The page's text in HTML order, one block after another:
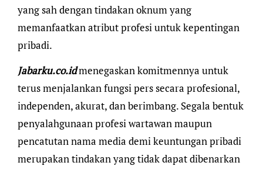
yang sah dengan tindakan oknum yang
memanfaatkan atribut profesi untuk kepentingan
pribadi.
Jabarku.co.idmenegaskan komitmennya untuk
terus menjalankan fungsi pers secara profesional,
independen, akurat, dan berimbang. Segala bentuk
penyalahgunaan profesi wartawan maupun
pencatutan nama media demi keuntungan pribadi
merupakan tindakan yang tidak dapat dibenarkan